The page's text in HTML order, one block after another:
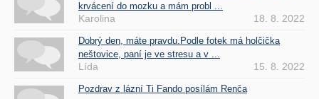
krvácení do mozku a mám probl ...
Karolina 18. 8. 2022
Dobrý den, máte pravdu.Podle fotek má holčička
neštovice, paní je ve stresu a v ...
Lída 15. 8. 2022
Pozdrav z lázní Ti Fando posílám Renča